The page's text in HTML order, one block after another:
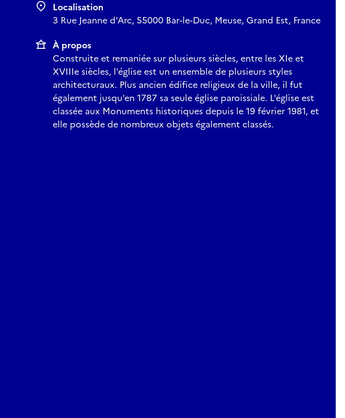
Localisation
3 Rue Jeanne d'Arc, 55000 Bar-le-Duc, Meuse, Grand Est, France
À propos
Construite et remaniée sur plusieurs siècles, entre les XIe et
XVIIIe siècles, l'église est un ensemble de plusieurs styles
architecturaux. Plus ancien édifice religieux de la ville, il fut
également jusqu'en 1787 sa seule église paroissiale. L'église est
classée aux Monuments historiques depuis le 19 février 1981, et
elle possède de nombreux objets également classés.